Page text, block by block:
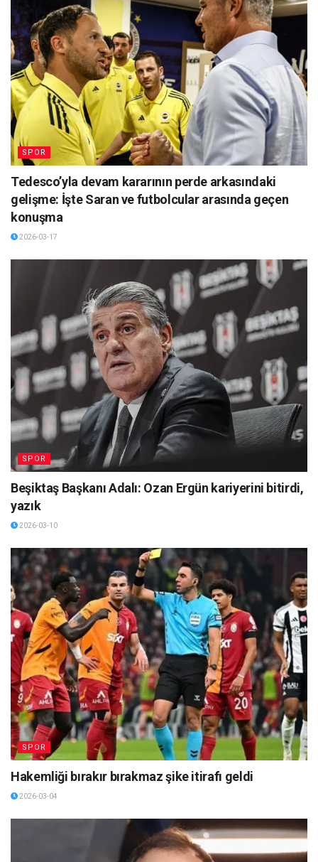
SPOR
Tedesco’yla devam kararının perde arkasındaki
gelişme: İşte Saran ve futbolcular arasında geçen
konuşma
2026-03-17
SPOR
Beşiktaş Başkanı Adalı: Ozan Ergün kariyerini bitirdi,
yazık
2026-03-10
SPOR
Hakemliği bırakır bırakmaz şike itirafı geldi
2026-03-04